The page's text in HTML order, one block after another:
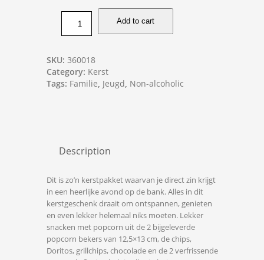
Add to cart
SKU: 360018
Category: Kerst
Tags: Familie, Jeugd, Non-alcoholic
Description
Dit is zo’n kerstpakket waarvan je direct zin krijgt
in een heerlijke avond op de bank. Alles in dit
kerstgeschenk draait om ontspannen, genieten
en even lekker helemaal niks moeten. Lekker
snacken met popcorn uit de 2 bijgeleverde
popcorn bekers van 12,5×13 cm, de chips,
Doritos, grillchips, chocolade en de 2 verfrissende